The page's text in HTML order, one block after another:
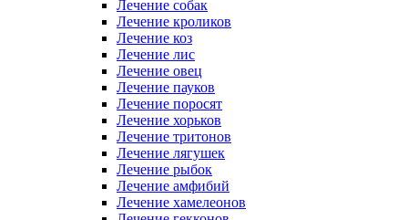
Лечение собак
Лечение кроликов
Лечение коз
Лечение лис
Лечение овец
Лечение пауков
Лечение поросят
Лечение хорьков
Лечение тритонов
Лечение лягушек
Лечение рыбок
Лечение амфибий
Лечение хамелеонов